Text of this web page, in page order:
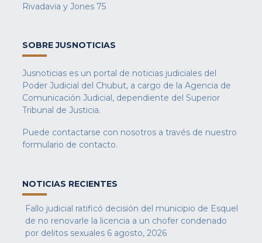
Rivadavia y Jones 75
SOBRE JUSNOTICIAS
Jusnoticias es un portal de noticias judiciales del
Poder Judicial del Chubut, a cargo de la Agencia de
Comunicación Judicial, dependiente del Superior
Tribunal de Justicia.
Puede contactarse con nosotros a través de nuestro
formulario de contacto.
NOTICIAS RECIENTES
Fallo judicial ratificó decisión del municipio de Esquel
de no renovarle la licencia a un chofer condenado
por delitos sexuales 6 agosto, 2026